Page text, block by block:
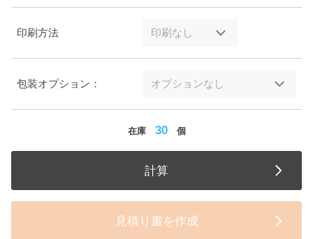
印刷方法
包装オプション：
在庫 30個
計算
見積り書を作成